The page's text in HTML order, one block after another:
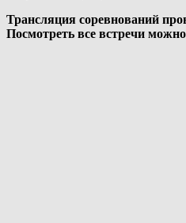
Трансляция соревнований
Посмотреть все встречи можно